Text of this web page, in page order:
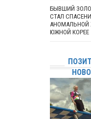
БЫВШИЙ
СТАЛ
АНОМАЛЬНОЙ
ЮЖНОЙ КОРЕЕ